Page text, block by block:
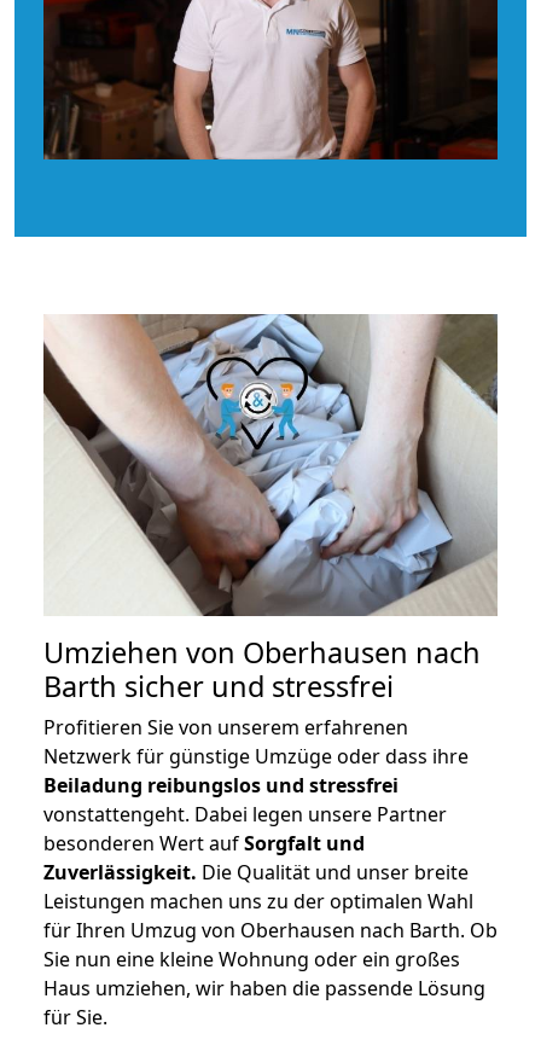
Umziehen von Oberhausen nach
Barth sicher und stressfrei
Profitieren Sie von unserem erfahrenen
Netzwerk für günstige Umzüge oder dass ihre
Beiladung reibungslos und stressfrei
vonstattengeht. Dabei legen unsere Partner
besonderen Wert aufSorgfalt und
Zuverlässigkeit. Die Qualität und unser breite
Leistungen machen uns zu der optimalen Wahl
für Ihren Umzug von Oberhausen nach Barth. Ob
Sie nun eine kleine Wohnung oder ein großes
Haus umziehen, wir haben die passende Lösung
für Sie.